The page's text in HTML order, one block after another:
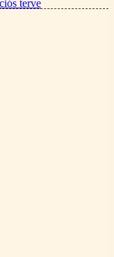
terve